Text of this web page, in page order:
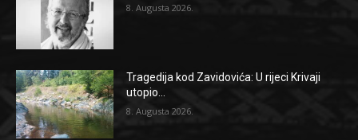
8. Augusta 2026.
Tragedija kod Zavidovića: U rijeci Krivaji
utopio...
8. Augusta 2026.